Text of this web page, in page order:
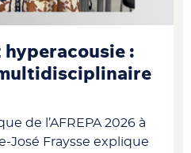
:
de l’AFREPA 2026 à
José Fraysse explique